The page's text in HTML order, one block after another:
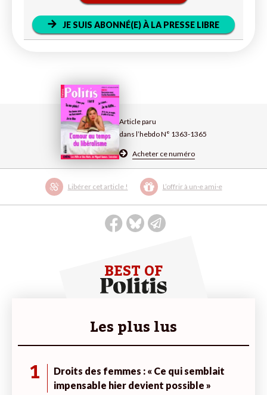
Article paru
dans l’hebdo N° 1363-1365
Acheter ce numéro
Libérer cet article ! L’offrir à un·e ami·e
JE SUIS ABONNÉ(E) À LA PRESSE LIBRE
BEST OF
Les plus lus
1
Droits des femmes : « Ce qui semblait
impensable hier devient possible »